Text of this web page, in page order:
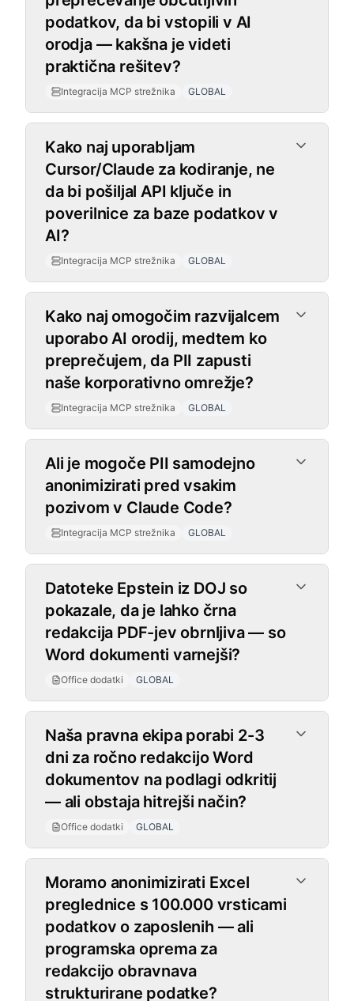
podatkov, da bi vstopili v AI
orodja — kakšna je videti
praktična rešitev?
Integracija MCP strežnika GLOBAL
Kako naj uporabljam
Cursor/Claude za kodiranje, ne
da bi pošiljal API ključe in
poverilnice za baze podatkov v
AI?
Integracija MCP strežnika GLOBAL
Kako naj omogočim razvijalcem
uporabo AI orodij, medtem ko
preprečujem, da PII zapusti
naše korporativno omrežje?
Integracija MCP strežnika GLOBAL
Ali je mogoče PII samodejno
anonimizirati pred vsakim
pozivom v Claude Code?
Integracija MCP strežnika GLOBAL
Office dodatki
Datoteke Epstein iz DOJ so
pokazale, da je lahko črna
redakcija PDF-jev obrnljiva — so
Word dokumenti varnejši?
Office dodatki GLOBAL
Naša pravna ekipa porabi 2-3
dni za ročno redakcijo Word
dokumentov na podlagi odkritij
— ali obstaja hitrejši način?
Office dodatki GLOBAL
Moramo anonimizirati Excel
preglednice s 100.000 vrsticami
podatkov o zaposlenih — ali
programska oprema za
redakcijo obravnava
strukturirane podatke?